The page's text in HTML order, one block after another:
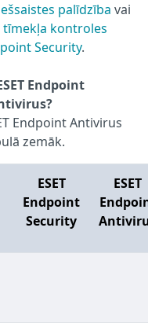
palīdzība vai
kontroles
Security.
Endpoint
Endpoint Antivirus
zemāk.
ESET
Endpoint
Security
ESET